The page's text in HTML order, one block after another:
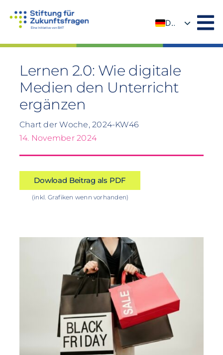
Inhalt
DE
Lernen 2.0: Wie digitale
Medien den Unterricht
ergänzen
Chart der Woche, 2024-KW46
14. November 2024
Dowload Beitrag als PDF
(inkl. Grafiken wenn vorhanden)